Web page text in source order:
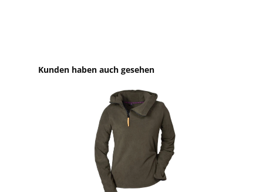
Produktgalerie überspringen
Kunden haben auch gesehen